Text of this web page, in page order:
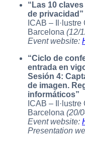
“Las 10
de privacidad”
ICAB –
Barcelona (12/
Event website:
“Ciclo de
entrada en
Sesión 4:
de imagen.
informáticos”
ICAB –
Barcelona (20/
Event website:
Presentation